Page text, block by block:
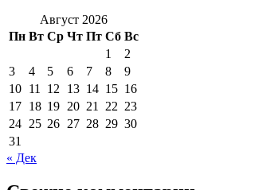
Август 2026
Пн Вт Ср Чт Пт Сб Вс
1
2
3
4 5 6 7 8
9
10 11 12 13 14 15 16
17 18 19 20 21 22 23
24 25 26 27 28 29 30
31
« Дек